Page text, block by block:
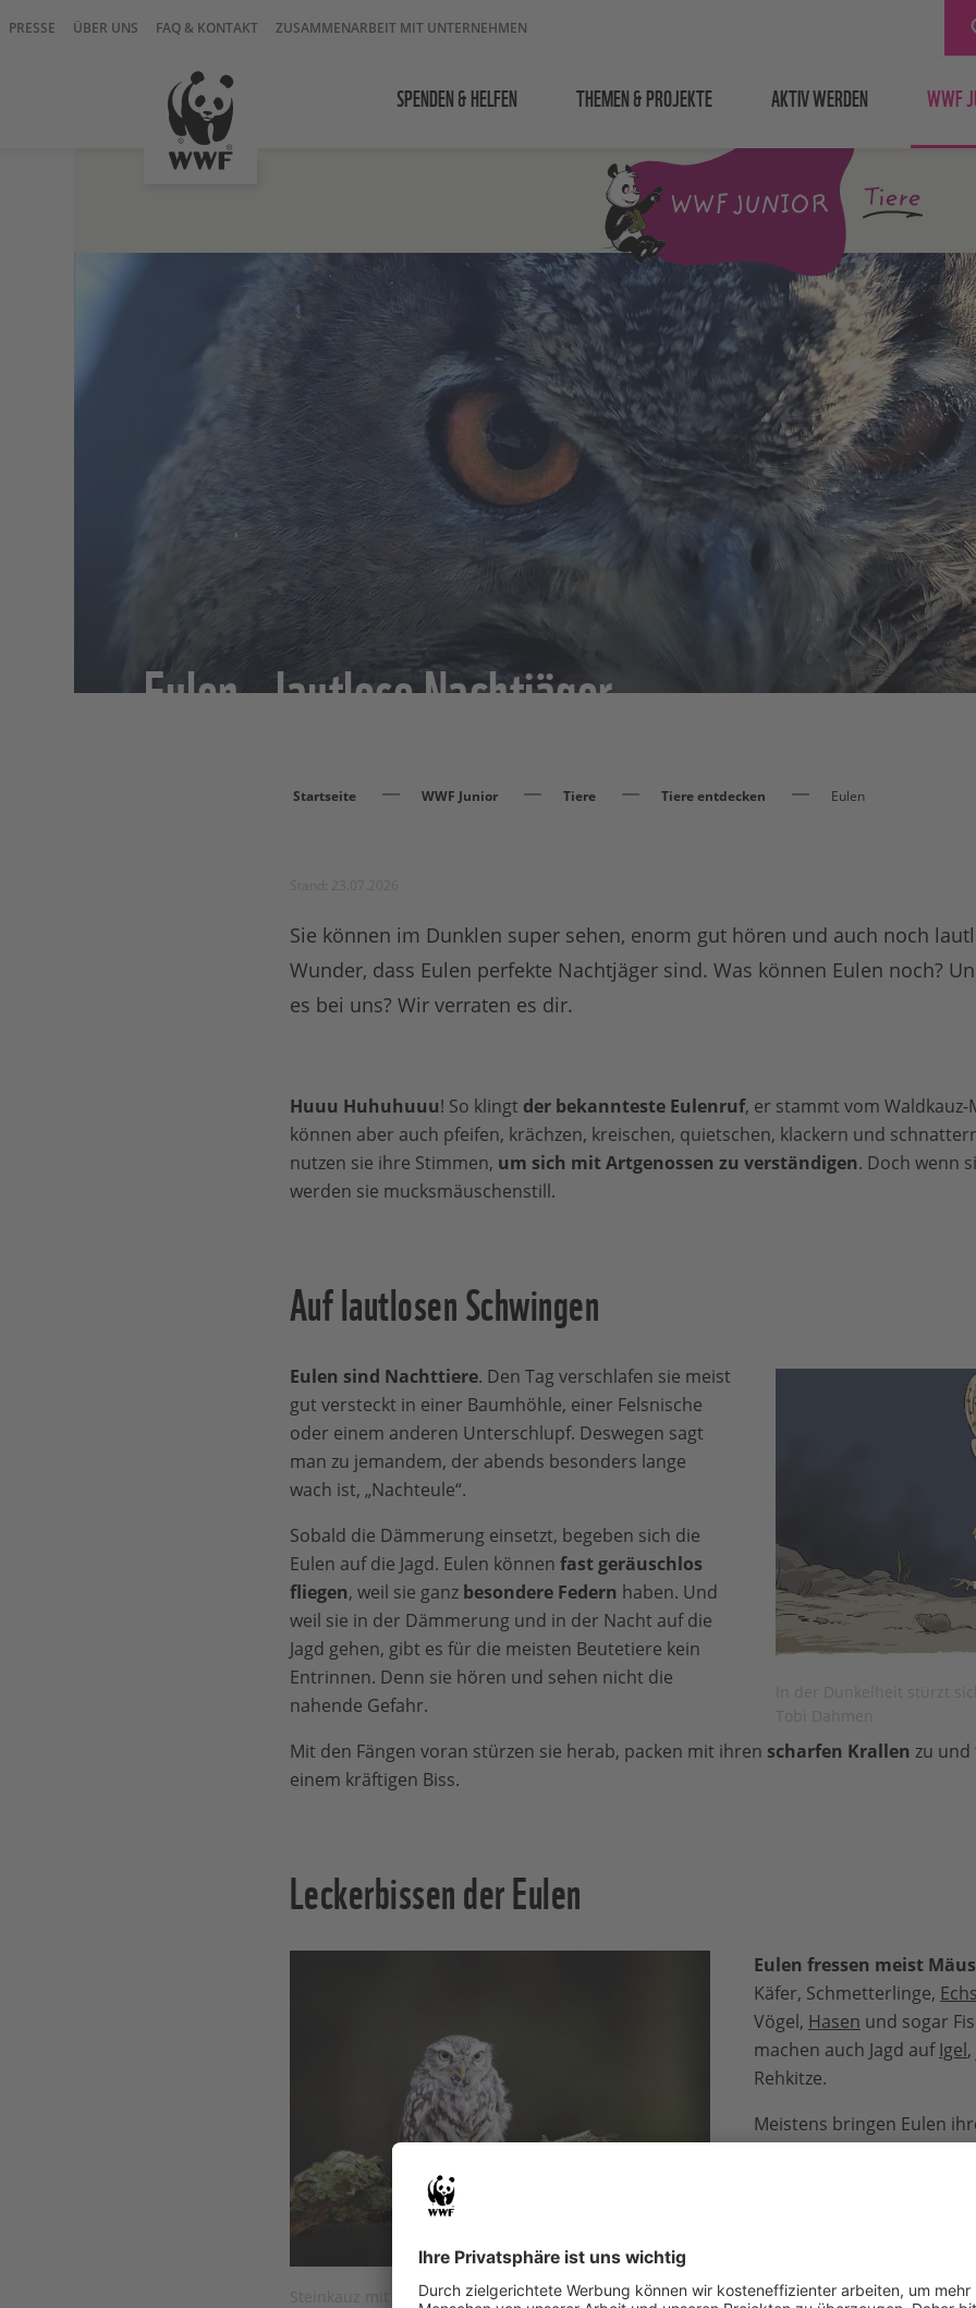
PRESSE ÜBER UNS FAQ & KONTAKT ZUSAMMENARBEIT MIT UNTERNEHMEN
SPENDEN & HELFEN THEMEN & PROJEKTE AKTIV WERDEN WWF
Eulen – lautlose Nachtjäger
Startseite WWF Junior Tiere Tiere entdecken Eulen
Sie können im Dunklen super sehen, enorm gut hören und auch noch
Wunder, dass Eulen perfekte Nachtjäger sind. Was können Eulen noch?
es bei uns? Wir verraten es dir.
Huuu Huhuhuuu! So klingt der bekannteste Eulenruf, er stammt vom Waldkauz-
können aber auch pfeifen, krächzen, kreischen, quietschen, klackern und
nutzen sie ihre Stimmen, um sich mit Artgenossen zu verständigen. Doch wenn
werden sie mucksmäuschenstill.
Auf lautlosen Schwingen
Eulen sind Nachttiere. Den Tag verschlafen sie meist
gut versteckt in einer Baumhöhle, einer Felsnische
oder einem anderen Unterschlupf. Deswegen sagt
man zu jemandem, der abends besonders lange
wach ist, „Nachteule“.
Sobald die Dämmerung einsetzt, begeben sich die
Eulen auf die Jagd. Eulen können fast geräuschlos
fliegen, weil sie ganz besondere Federn haben. Und
weil sie in der Dämmerung und in der Nacht auf die
Jagd gehen, gibt es für die meisten Beutetiere kein
Entrinnen. Denn sie hören und sehen nicht die
nahende Gefahr.
Mit den Fängen voran stürzen sie herab, packen mit ihren scharfen Krallen zu
einem kräftigen Biss.
Leckerbissen der Eulen
Steinkauz mit erbeuteter Maus © sduben / Getty Images
Eulen fressen meist
Käfer, Schmetterlinge,
Vögel, Hasen und sogar
machen auch Jagd aufIgel
Rehkitze.
Meistens bringen Eulen
Gewöllen.